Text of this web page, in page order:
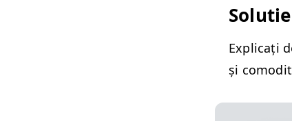
Solu­tie
Expli­cați
și